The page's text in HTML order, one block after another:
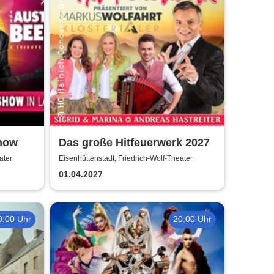
Das große Hitfeuerwerk 2027
Eisenhüttenstadt, Friedrich-Wolf-Theater
01.04.2027
Uhr 20:00 Uhr